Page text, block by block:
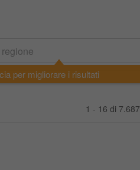
per migliorare i risultati
1 - 16 di 7.687